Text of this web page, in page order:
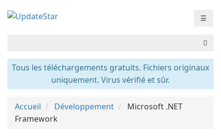
☰
Tous les téléchargements gratuits. Fichiers originaux
uniquement. Virus vérifié et sûr.
Accueil Développement
Microsoft .NET
Framework